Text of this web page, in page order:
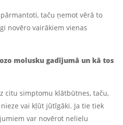
taču ņemot vērā to
novēro vairākiem vienas
molusku gadījumā un kā tos
citu simptomu klātbūtnes, taču,
vai kļūt jūtīgāki. Ja tie tiek
var novērot nelielu